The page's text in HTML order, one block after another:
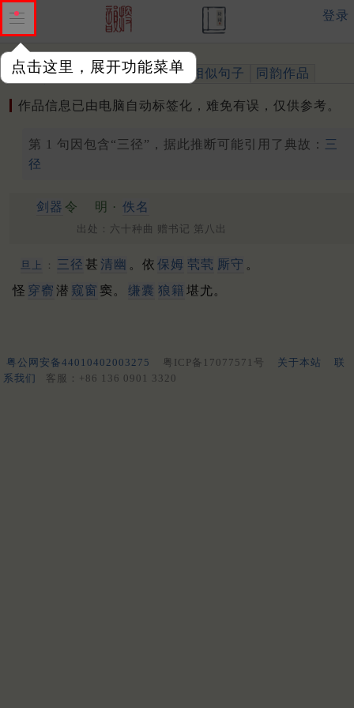
点击这里，展开功能菜单
登录
作品 标注四声 出处、引用 相似句子 同韵作品
作品信息已由电脑自动标签化，难免有误，仅供参考。
第 1 句因包含“三径”，据此推断可能引用了典故： 三
径
剑器 令 明 · 佚名
出处：六十种曲 赠书记 第八出
旦上 ： 三径 甚 清幽 。依 保姆 茕茕 厮守 。
怪 穿窬 潜 窥窗 窦。 缣囊 狼籍 堪尤。
粤公网安备44010402003275 粤ICP备17077571号 关于本站
联
系我们
客服：+86 136 0901 3320